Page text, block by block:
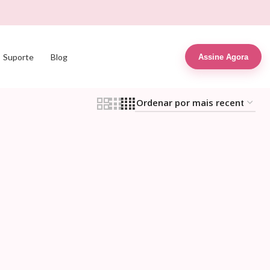
Suporte Blog Assine Agora